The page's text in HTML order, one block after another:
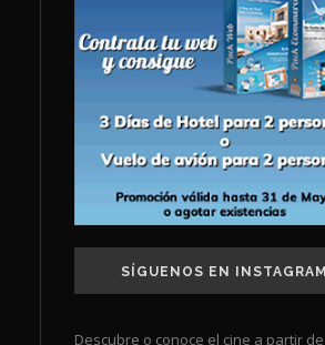
SÍGUENOS EN INSTAGRAM
Descubre o conoce el cine a partir de